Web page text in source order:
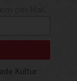
per Mail.
Kultur